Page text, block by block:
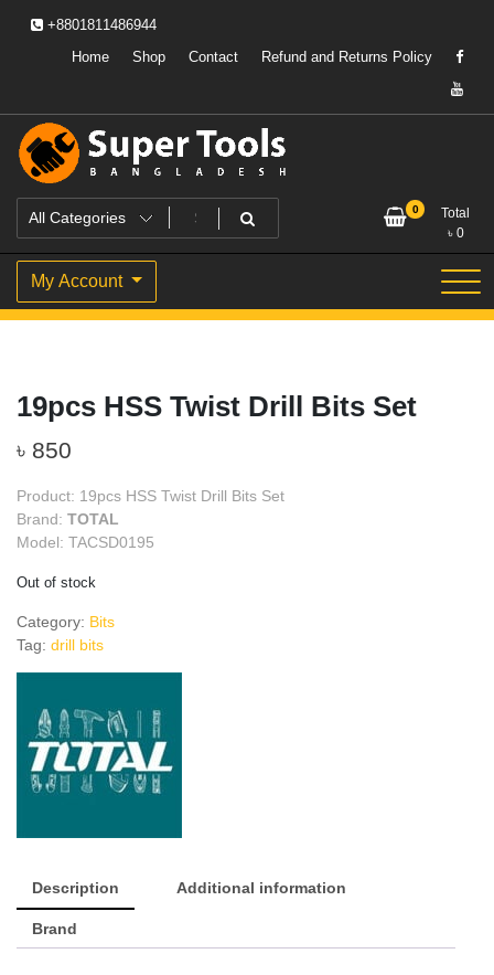
+8801811486944
Home
Shop Contact Refund and Returns Policy
Super Tools Bangladesh
Powering Professionals. Building Bangladesh.
0
Total
৳ 0
My Account
19pcs HSS Twist Drill Bits Set
৳ 850
Product: 19pcs HSS Twist Drill Bits Set
Brand: TOTAL
Model: TACSD0195
Out of stock
Category: Bits
Tag: drill bits
Description Additional information
Brand